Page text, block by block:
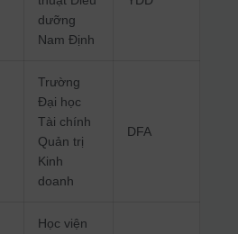
dưỡng
Nam Định
Trường
Đại học
Tài chính
Quản trị
Kinh
doanh
DFA
Học viện